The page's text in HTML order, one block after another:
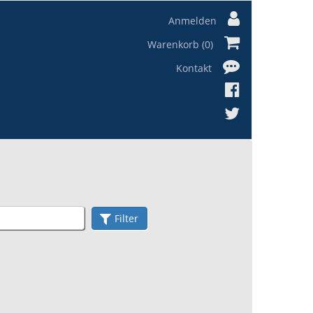
Anmelden
Warenkorb (0)
Kontakt